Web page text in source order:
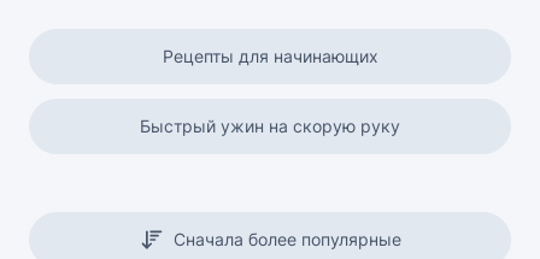
Рецепты для начинающих
Быстрый ужин на скорую руку
Сначала более популярные